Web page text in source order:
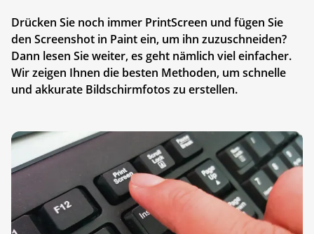
Drücken Sie noch immer PrintScreen und fügen Sie
den Screenshot in Paint ein, um ihn zuzuschneiden?
Dann lesen Sie weiter, es geht nämlich viel einfacher.
Wir zeigen Ihnen die besten Methoden, um schnelle
und akkurate Bildschirmfotos zu erstellen.